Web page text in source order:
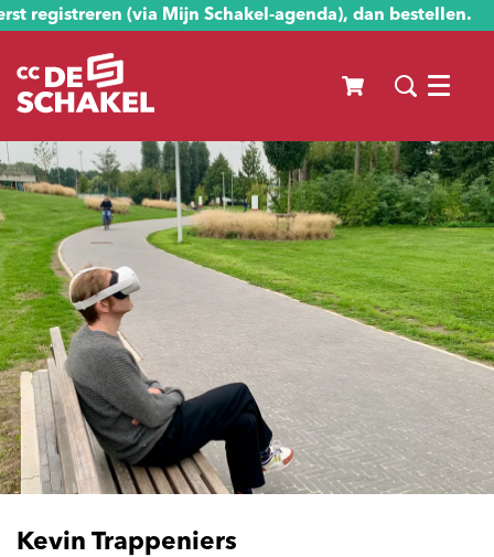
registreren (via Mijn Schakel-agenda), dan bestellen.
Menu
Kevin Trappeniers